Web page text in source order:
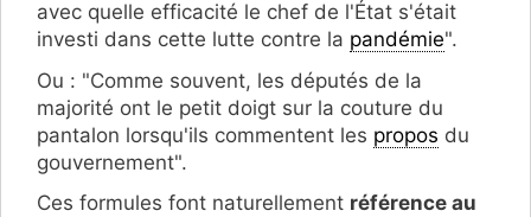
avec quelle efficacité le chef de l'État s'était
investi dans cette lutte contre la pandémie".
Ou : "Comme souvent, les députés de la
majorité ont le petit doigt sur la couture du
pantalon lorsqu'ils commentent les propos du
gouvernement".
Ces formules font naturellement référence au